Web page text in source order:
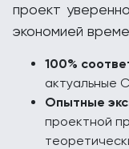
проект
экономией
100%
актуальные
Опытные
проектной